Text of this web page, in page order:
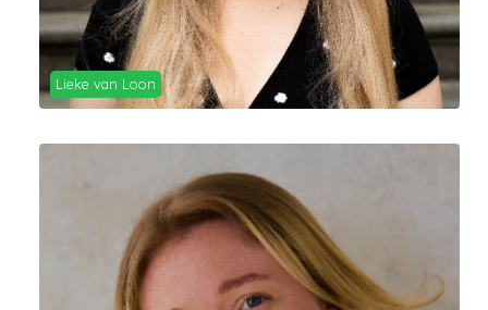
Lieke van Loon